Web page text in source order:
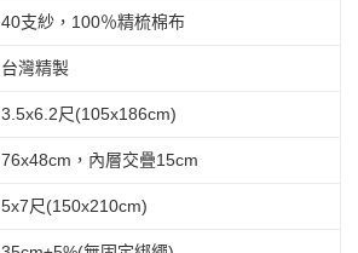
40支紗，100％精梳棉布
台灣精製
3.5x6.2尺(105x186cm)
76x48cm，內層交疊15cm
5x7尺(150x210cm)